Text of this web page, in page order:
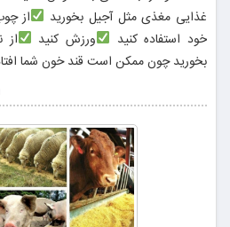
غذایی مغذی مثل آجیل بخورید
از
خود استفاده کنید
ورزش کنید از
بخورید چون ممکن است قند خون شما